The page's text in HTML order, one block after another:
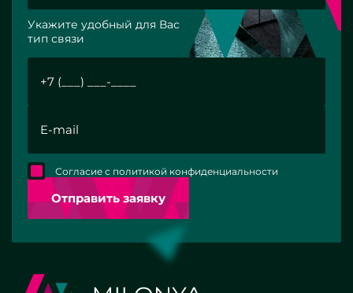
Укажите удобный для Вас
тип связи
Отправить заявку
Согласие с политикой конфиденциальности